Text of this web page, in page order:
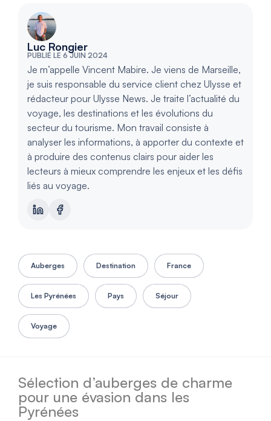
Luc Rongier
PUBLIÉ LE 6 JUIN 2024
Je m’appelle Vincent Mabire. Je viens de Marseille,
je suis responsable du service client chez Ulysse et
rédacteur pour Ulysse News. Je traite l’actualité du
voyage, les destinations et les évolutions du
secteur du tourisme. Mon travail consiste à
analyser les informations, à apporter du contexte et
à produire des contenus clairs pour aider les
lecteurs à mieux comprendre les enjeux et les défis
liés au voyage.
Auberges Destination France
Les Pyrénées Pays Séjour
Voyage
Sélection d’auberges de charme
pour une évasion dans les
Pyrénées